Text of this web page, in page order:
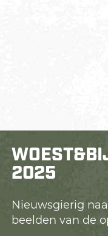
2025
Nieuwsgierig
beelden van de